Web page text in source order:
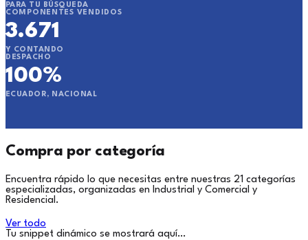
PARA TU BÚSQUEDA
COMPONENTES VENDIDOS
3.671
Y CONTANDO
DESPACHO
100%
ECUADOR, NACIONAL
Compra por categoría
Encuentra rápido lo que necesitas entre nuestras 21 categorías
especializadas, organizadas en Industrial y Comercial y
Residencial.
Ver todo
Tu snippet dinámico se mostrará aquí…